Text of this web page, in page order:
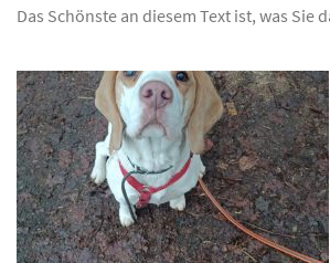
Das Schönste an diesem Text ist, was Sie